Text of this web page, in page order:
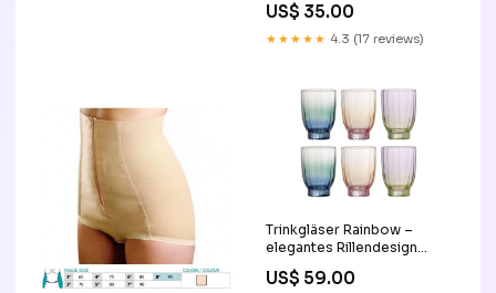
US$ 35.00
★★★★★ 4.3 (17 reviews)
Trinkgläser Rainbow –
elegantes Rillendesign
US$ 59.00